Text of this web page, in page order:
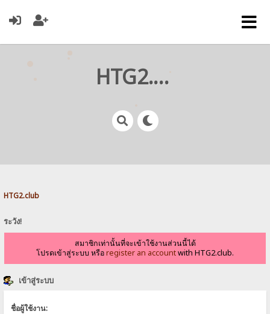
HTG2.club
HTG2.club
ระวัง!
สมาชิกเท่านั้นที่จะเข้าใช้งานส่วนนี้ได้
โปรดเข้าสู่ระบบ หรือregister an accountwith HTG2.club.
เข้าสู่ระบบ
ชื่อผู้ใช้งาน: